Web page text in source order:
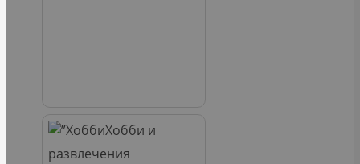
Хобби и
развлечения